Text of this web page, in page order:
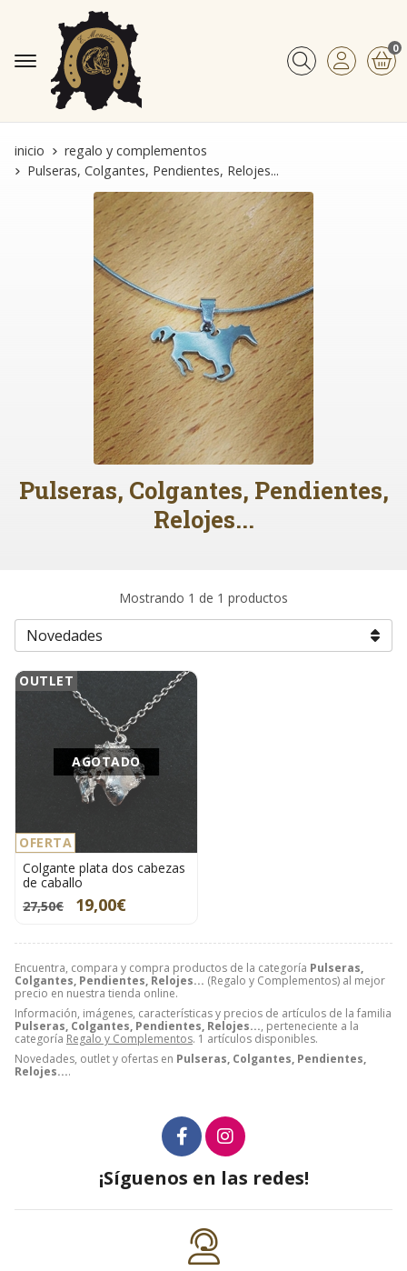
Buscar
0
inicio
regalo y complementos
Pulseras, Colgantes, Pendientes, Relojes...
Pulseras, Colgantes, Pendientes,
Relojes...
Encuentra, compara y compra productos de la categoría Pulseras,
Colgantes, Pendientes, Relojes... (Regalo y Complementos) al mejor
precio en nuestra tienda online.
Información, imágenes, características y precios de artículos de la familia
Pulseras, Colgantes, Pendientes, Relojes..., perteneciente a la
categoría Regalo y Complementos. 1 artículos disponibles.
Novedades, outlet y ofertas en Pulseras, Colgantes, Pendientes,
Relojes....
Mostrando 1 de 1 productos
OFERTA
OUTLET
AGOTADO
Colgante plata dos cabezas
de caballo
27,50€
19,00€
¡Síguenos en las redes!